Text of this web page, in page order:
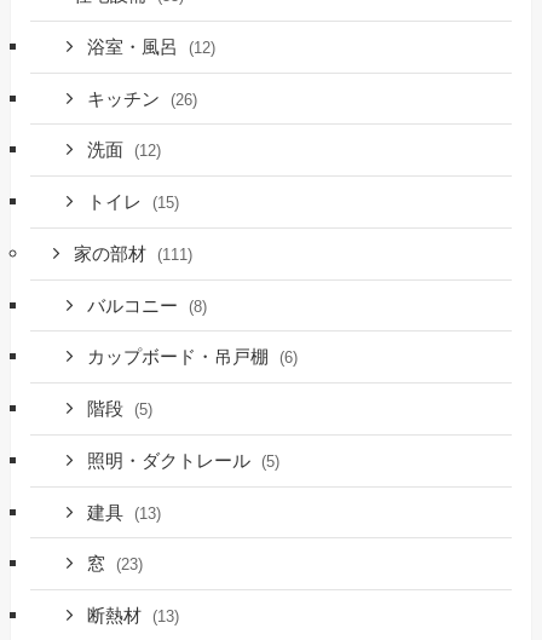
浴室・風呂 (12)
キッチン (26)
洗面 (12)
トイレ (15)
家の部材 (111)
バルコニー (8)
カップボード・吊戸棚 (6)
階段 (5)
照明・ダクトレール (5)
建具 (13)
窓 (23)
断熱材 (13)